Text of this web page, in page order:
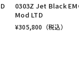
0303Z Jet Black
Mod LTD
¥305,800 （税込）